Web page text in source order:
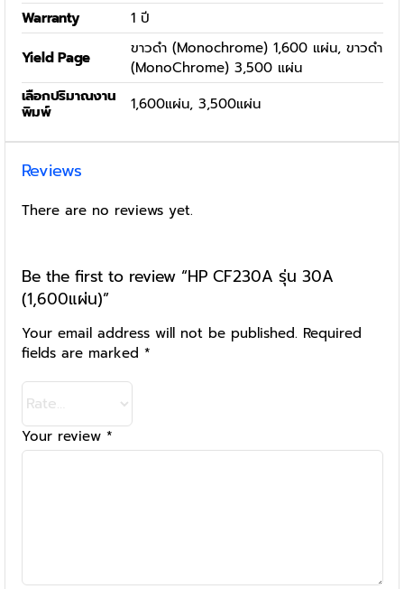
Warranty
1 ปี
Yield Page
ขาวดำ (Monochrome) 1,600 แผ่น, ขาวดำ
(MonoChrome) 3,500 แผ่น
เลือกปริมาณงาน
พิมพ์
1,600แผ่น, 3,500แผ่น
Reviews
There are no reviews yet.
Be the first to review “HP CF230A รุ่น 30A
(1,600แผ่น)”
Your email address will not be published. Required
fields are marked *
Your review *